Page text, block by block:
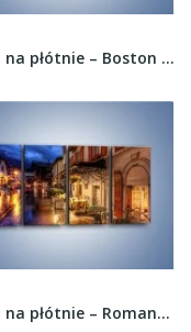
Obraz na płótnie – Boston w stanie...
Obraz na płótnie – Romantyczne miasteczko pod...